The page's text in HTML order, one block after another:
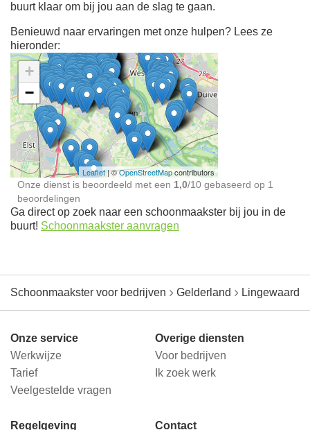
buurt klaar om bij jou aan de slag te gaan.
Benieuwd naar ervaringen met onze hulpen? Lees ze
hieronder:
Ontdek meer ervaringen
Schoonmaakster bij
jou in de buurt
+
−
Leaflet| ©OpenStreetMapcontributors
Onze dienst is beoordeeld met een 1,0/10 gebaseerd op 1
beoordelingen
Ga direct op zoek naar een schoonmaakster bij jou in de
buurt! Schoonmaakster aanvragen
Schoonmaakster voor bedrijven Gelderland Lingewaard
Onze service
Werkwijze
Tarief
Veelgestelde vragen
Overige diensten
Voor bedrijven
Ik zoek werk
Regelgeving Contact